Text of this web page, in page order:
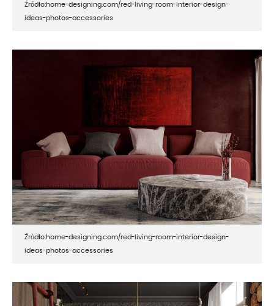
Źródło:home-designing.com/red-living-room-interior-design-
ideas-photos-accessories
Źródło:home-designing.com/red-living-room-interior-design-
ideas-photos-accessories